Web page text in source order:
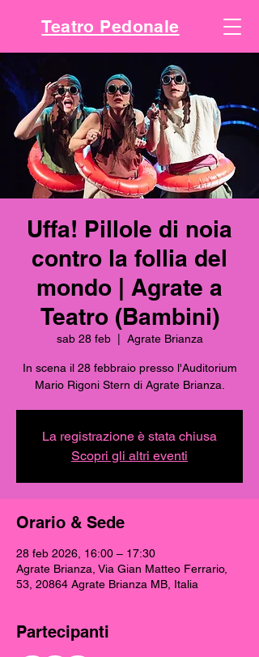
Teatro Pedonale
Uffa! Pillole di noia
contro la follia del
mondo | Agrate a
Teatro (Bambini)
sab 28 feb
  |
Agrate Brianza
In scena il 28 febbraio presso l'Auditorium
Mario Rigoni Stern di Agrate Brianza.
La registrazione è stata chiusa
Scopri gli altri eventi
Orario & Sede
28 feb 2026, 16:00 – 17:30
Agrate Brianza, Via Gian Matteo Ferrario,
53, 20864 Agrate Brianza MB, Italia
Partecipanti